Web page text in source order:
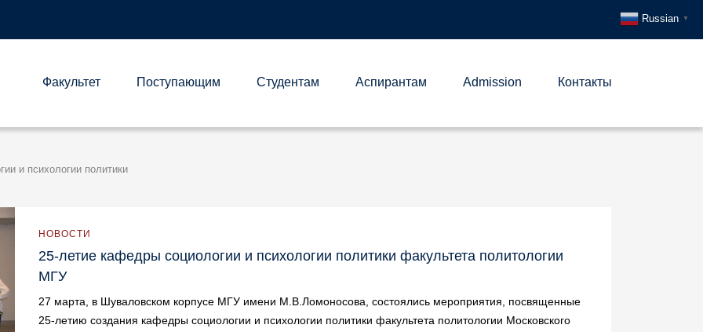
Факультет Поступающим Студентам Аспирантам Admission Контакты
и психологии политики
НОВОСТИ
25-летие кафедры социологии и психологии политики факультета политологии
МГУ
27 марта, в Шуваловском корпусе МГУ имени М.В.Ломоносова, состоялись мероприятия, посвященные
25-летию создания кафедры социологии и психологии политики факультета политологии Московского
Russian ▼